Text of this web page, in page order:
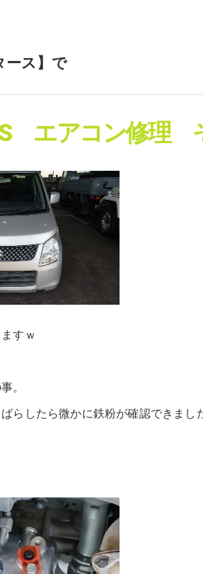
ース】で
エアコン修理
すｗ
。
らしたら微かに鉄粉が確認できまし